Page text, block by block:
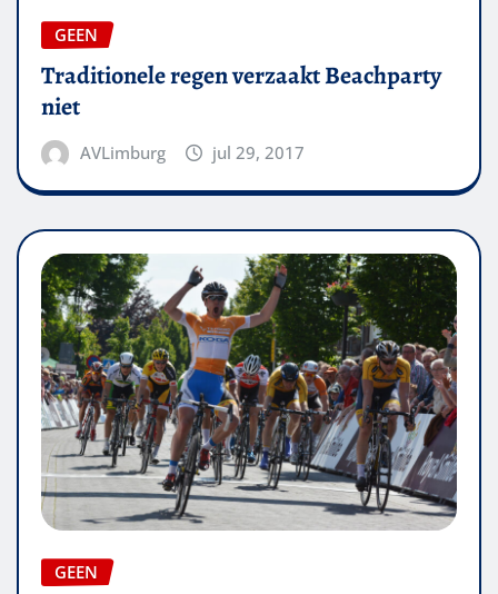
GEEN
Traditionele regen verzaakt Beachparty
niet
AVLimburg jul 29, 2017
GEEN